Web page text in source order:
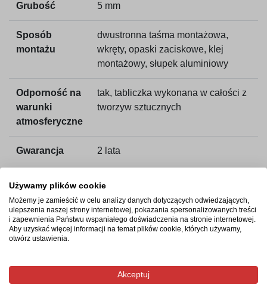
Grubość 5 mm
Sposób
montażu
dwustronna taśma montażowa,
wkręty, opaski zaciskowe, klej
montażowy, słupek aluminiowy
Odporność na
warunki
atmosferyczne
tak, tabliczka wykonana w całości z
tworzyw sztucznych
Gwarancja 2 lata
Czas realizacji zamówienia
Tabliczki są produkowane w ciągu maksymalnie 4 dni
Używamy plików cookie
Możemy je zamieścić w celu analizy danych dotyczących odwiedzających,
ulepszenia naszej strony internetowej, pokazania spersonalizowanych treści
i zapewnienia Państwu wspaniałego doświadczenia na stronie internetowej.
Aby uzyskać więcej informacji na temat plików cookie, których używamy,
otwórz ustawienia.
Akceptuj